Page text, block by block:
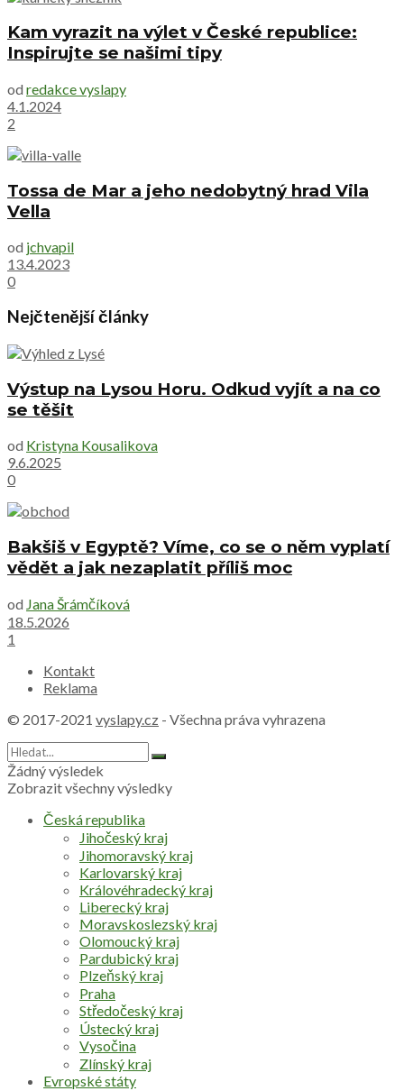
Kam vyrazit na výlet v České republice:
Inspirujte se našimi tipy
od redakce vyslapy
4.1.2024
2
Tossa de Mar a jeho nedobytný hrad Vila
Vella
od jchvapil
13.4.2023
0
Nejčtenější články
Výstup na Lysou Horu. Odkud vyjít a na co
se těšit
od Kristyna Kousalikova
9.6.2025
0
Bakšiš v Egyptě? Víme, co se o něm vyplatí
vědět a jak nezaplatit příliš moc
od Jana Šrámčíková
18.5.2026
1
Kontakt
Reklama
© 2017-2021 vyslapy.cz - Všechna práva vyhrazena
Žádný výsledek
Zobrazit všechny výsledky
Česká republika
Jihočeský kraj
Jihomoravský kraj
Karlovarský kraj
Královéhradecký kraj
Liberecký kraj
Moravskoslezský kraj
Olomoucký kraj
Pardubický kraj
Plzeňský kraj
Praha
Středočeský kraj
Ústecký kraj
Vysočina
Zlínský kraj
Evropské státy